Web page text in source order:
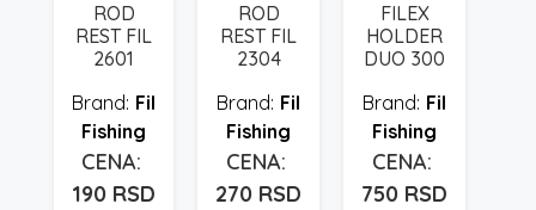
ROD
REST FIL
2601
Fil
Fishing
190 RSD
ROD
REST FIL
2304
Fil
Fishing
270 RSD
FILEX
HOLDER
DUO 300
Fil
Fishing
750 RSD